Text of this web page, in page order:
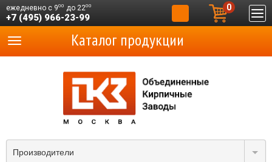
ежедневно с 900 до 2200
+7 (495) 966-23-99
0
Производители
Каталог продукции